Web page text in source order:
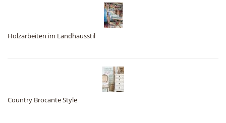
Holzarbeiten im Landhausstil
Country Brocante Style